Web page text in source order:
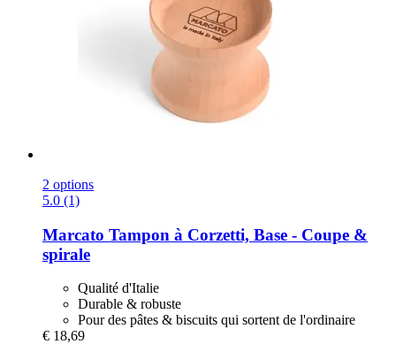
2 options
5.0 (1)
Marcato Tampon à Corzetti, Base -​ Coupe &
spirale
Qualité d'Italie
Durable & robuste
Pour des pâtes & biscuits qui sortent de l'ordinaire
€ 18,69